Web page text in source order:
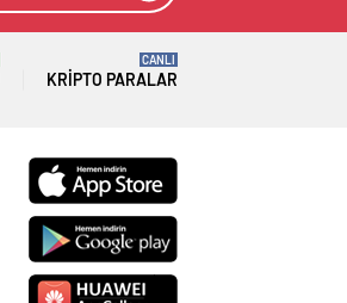
KRIPTO PARALAR
CANLI